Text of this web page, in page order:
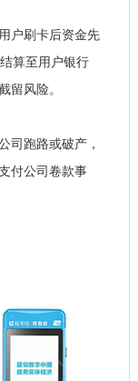
户刷卡后资金先
算至用户银行
留风险。
司跑路或破产，
付公司卷款事